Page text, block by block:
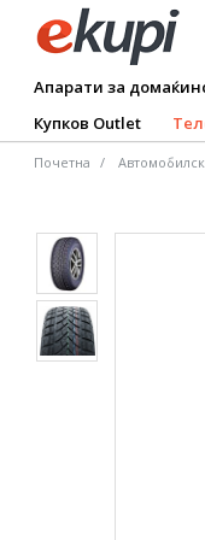
Апарати за
Купков Outlet
Почетна